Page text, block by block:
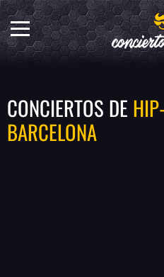
CONCIERTOS DE
BARCELONA